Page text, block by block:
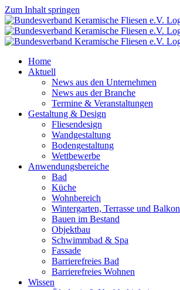
Zum Inhalt springen
Home
Aktuell
News aus den Unternehmen
News aus der Branche
Termine & Veranstaltungen
Gestaltung & Design
Fliesendesign
Wandgestaltung
Bodengestaltung
Wettbewerbe
Anwendungsbereiche
Bad
Küche
Wohnbereich
Wintergarten, Terrasse und Balkon
Bauen im Bestand
Objektbau
Schwimmbad & Spa
Fassade
Barrierefreies Bad
Barrierefreies Wohnen
Wissen